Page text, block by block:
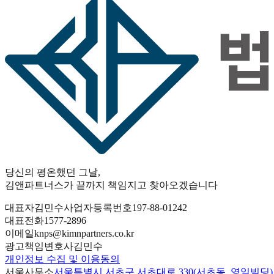
당신의 평온했던 그날,
김앤파트너스가 끝까지 책임지고 찾아오겠습니다
대표자김민수사업자등록번호197-88-01242
대표전화1577-2896
이메일knps@kimnpartners.co.kr
광고책임변호사김민수
개인정보 수집 및 이용동의
서울사무소서울특별시 서초구 서초대로 330(서초동, 영일빌딩